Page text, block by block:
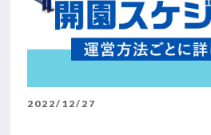
2022/12/27